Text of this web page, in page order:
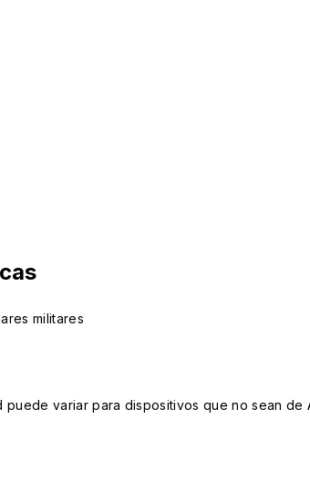
militares
puede variar para dispositivos que no sean de